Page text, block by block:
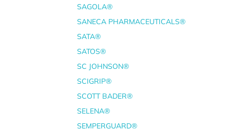
SAGOLA®
SANECA PHARMACEUTICALS®
SATA®
SATOS®
SC JOHNSON®
SCIGRIP®
SCOTT BADER®
SELENA®
SEMPERGUARD®